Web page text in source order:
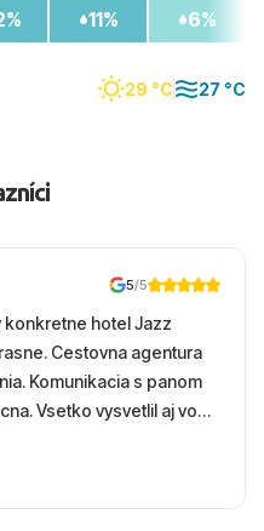
29 °C 27 °C
11%
6%
5/5
konkretne hotel Jazz
Cestovna agentura
Komunikacia s panom
Vsetko vysvetlil aj vo
Hotel
prostredie, more,